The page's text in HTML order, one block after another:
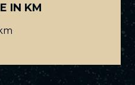
IN KM